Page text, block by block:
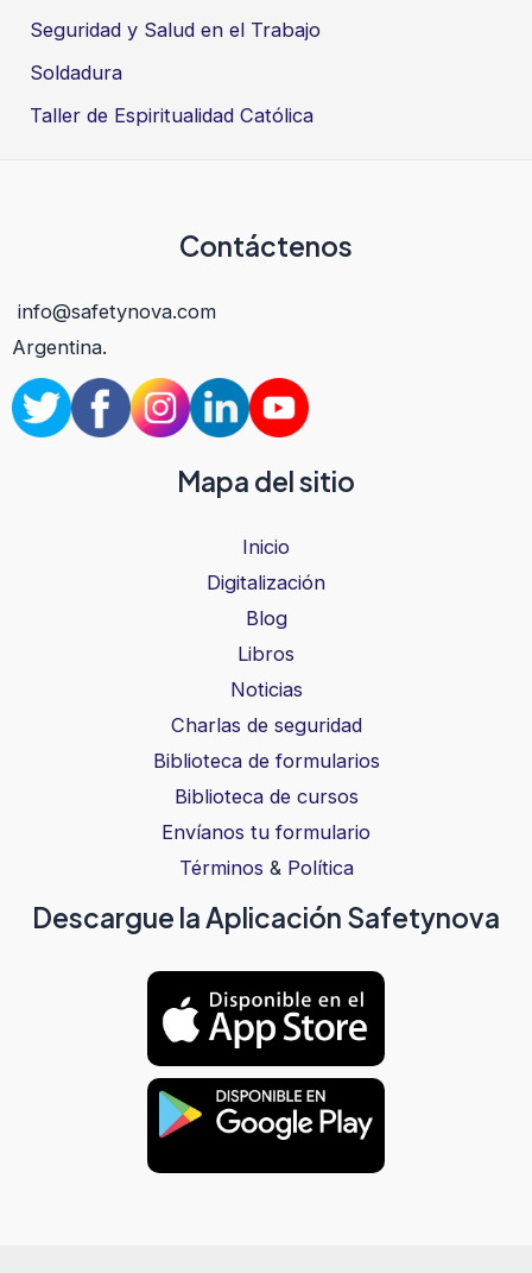
Seguridad y Salud en el Trabajo
Soldadura
Taller de Espiritualidad Católica
Contáctenos
info@safetynova.com
Argentina.
Mapa del sitio
Inicio
Digitalización
Blog
Libros
Noticias
Charlas de seguridad
Biblioteca de formularios
Biblioteca de cursos
Envíanos tu formulario
Términos & Política
Descargue la Aplicación Safetynova